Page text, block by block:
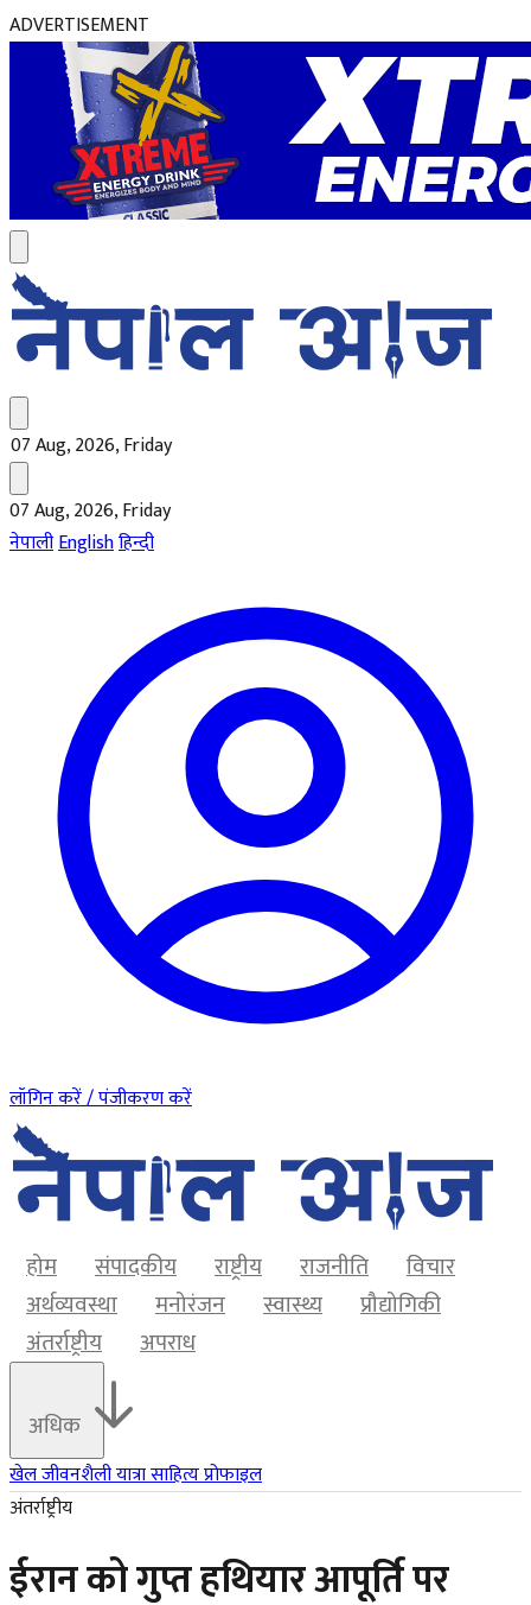
ADVERTISEMENT
07 Aug, 2026, Friday
07 Aug, 2026, Friday
नेपालीEnglishहिन्दी
लॉगिन करें / पंजीकरण करें
होम संपादकीय राष्ट्रीय राजनीति
विचार
अर्थव्यवस्था
मनोरंजन स्वास्थ्य
प्रौद्योगिकी
अंतर्राष्ट्रीय
अपराध
अधिक
खेलजीवनशैलीयात्रासाहित्यप्रोफाइल
अंतर्राष्ट्रीय
ईरान को गुप्त हथियार आपूर्ति पर